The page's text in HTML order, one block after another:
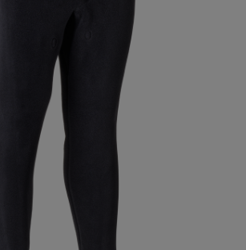
BOOT LINER